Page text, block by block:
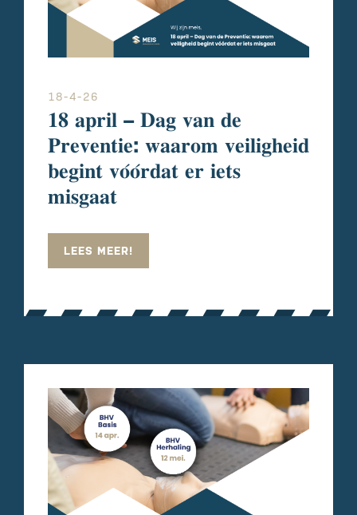
18-4-26
𝟏𝟖 𝐚𝐩𝐫𝐢𝐥 – 𝐃𝐚𝐠 𝐯𝐚𝐧 𝐝𝐞
𝐏𝐫𝐞𝐯𝐞𝐧𝐭𝐢𝐞: 𝐰𝐚𝐚𝐫𝐨𝐦 𝐯𝐞𝐢𝐥𝐢𝐠𝐡𝐞𝐢𝐝
𝐛𝐞𝐠𝐢𝐧𝐭 𝐯𝐨́𝐨́𝐫𝐝𝐚𝐭 𝐞𝐫 𝐢𝐞𝐭𝐬
𝐦𝐢𝐬𝐠𝐚𝐚𝐭
LEES MEER!